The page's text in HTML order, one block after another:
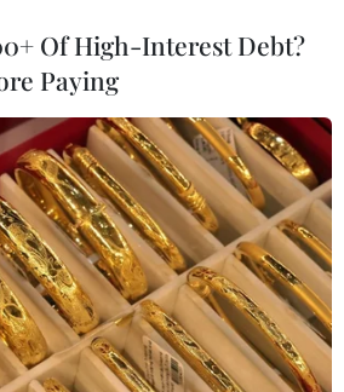
thần #Chấn tiêu Vanuatu
Of High-Interest Debt?
Paying